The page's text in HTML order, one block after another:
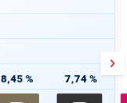
8,45 % 7,74 %